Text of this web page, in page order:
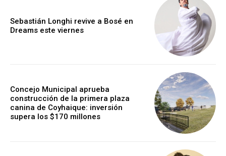
Sebastián Longhi revive a Bosé en
Dreams este viernes
Concejo Municipal aprueba
construcción de la primera plaza
canina de Coyhaique: inversión
supera los $170 millones